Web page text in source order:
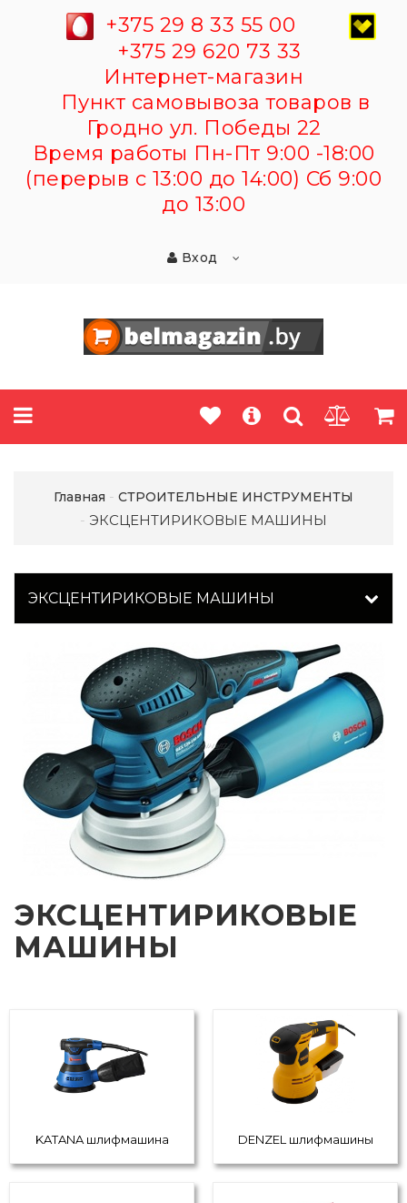
+375 29 8 33 55 00
+375 29 620 73 33
Интернет-магазин
Пункт самовывоза товаров в
Гродно ул. Победы 22
Время работы Пн-Пт 9:00 -18:00
(перерыв с 13:00 до 14:00) Сб 9:00
до 13:00
Вход
Главная СТРОИТЕЛЬНЫЕ ИНСТРУМЕНТЫ
ЭКСЦЕНТИРИКОВЫЕ МАШИНЫ
ЭКСЦЕНТИРИКОВЫЕ МАШИНЫ
ЭКСЦЕНТИРИКОВЫЕ
МАШИНЫ
KATANA шлифмашина DENZEL шлифмашины